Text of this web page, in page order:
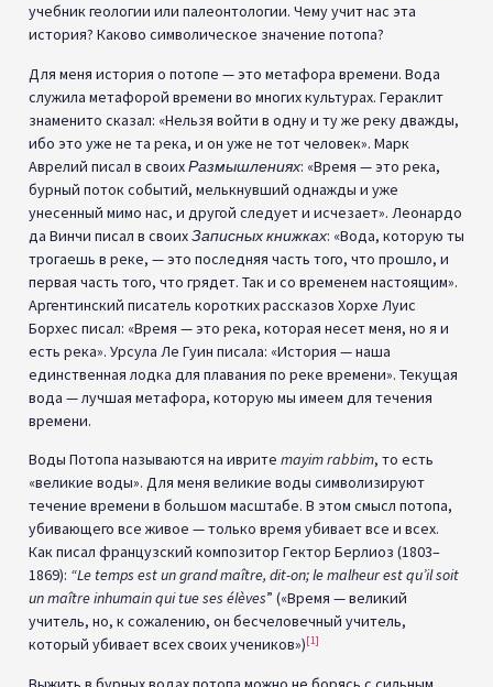
учебник геологии или палеонтологии. Чему учит нас эта
история? Каково символическое значение потопа?
Для меня история о потопе — это метафора времени. Вода
служила метафорой времени во многих культурах. Гераклит
знаменито сказал: «Нельзя войти в одну и ту же реку дважды,
ибо это уже не та река, и он уже не тот человек». Марк
Аврелий писал в своихРазмышлениях: «Время — это река,
бурный поток событий, мелькнувший однажды и уже
унесенный мимо нас, и другой следует и исчезает». Леонардо
да Винчи писал в своихЗаписных книжках: «Вода, которую ты
трогаешь в реке, — это последняя часть того, что прошло, и
первая часть того, что грядет. Так и со временем настоящим».
Аргентинский писатель коротких рассказов Хорхе Луис
Борхес писал: «Время — это река, которая несет меня, но я и
есть река». Урсула Ле Гуин писала: «История — наша
единственная лодка для плавания по реке времени». Текущая
вода — лучшая метафора, которую мы имеем для течения
времени.
Воды Потопа называются на иврите mayim rabbim, то есть
«великие воды». Для меня великие воды символизируют
течение времени в большом масштабе. В этом смысл потопа,
убивающего все живое — только время убивает все и всех.
Как писал французский композитор Гектор Берлиоз (1803–
1869): “Le temps est un grand maître, dit-on; le malheur est qu’il soit
un maître inhumain qui tue ses élèves” («Время — великий
учитель, но, к сожалению, он бесчеловечный учитель,
который убивает всех своих учеников»)[1]